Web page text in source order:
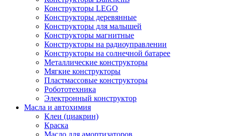
Конструкторы LEGO
Конструкторы деревянные
Конструкторы для малышей
Конструкторы магнитные
Конструкторы на радиоуправлении
Конструкторы на солнечной батарее
Металлические конструкторы
Мягкие конструкторы
Пластмассовые конструкторы
Робототехника
Электронный конструктор
Масла и автохимия
Клеи (циакрин)
Краска
Масло для амортизаторов